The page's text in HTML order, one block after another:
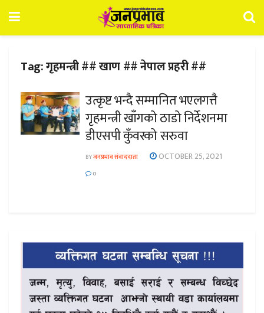
Tag:गृहमन्त्री ## खाण ## नेपाल प्रहरी ##
उत्कृष्ट भन्दै सम्मानित भएलगत्तै
गृहमन्त्री खाँगको ठाडो निर्देशनमा
डीएसपी कुँवरको सरुवा
BYजनप्रभाव संवाददाता OCTOBER 25, 2021
0